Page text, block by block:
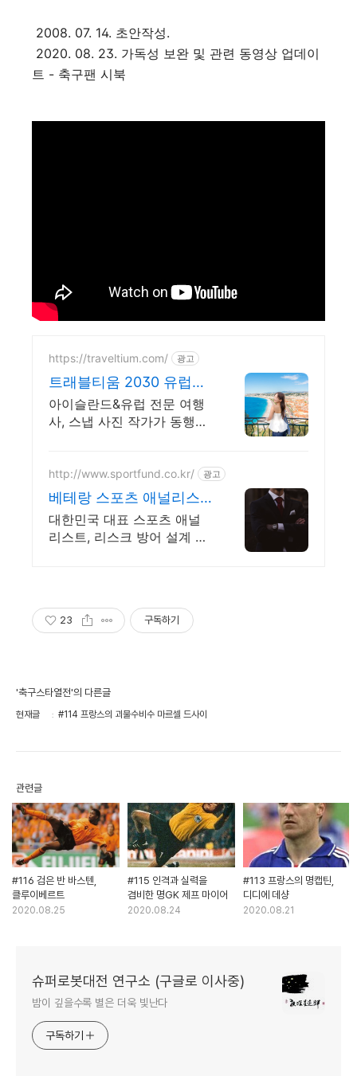
2008. 07. 14. 초안작성.
2020. 08. 23. 가독성 보완 및 관련 동영상 업데이
트 - 축구팬 시북
https://traveltium.com/ 광고
트래블티움 2030 유럽&
아이슬란드
아이슬란드&유럽 전문 여행
사, 스냅 사진 작가가 동행하
http://www.sportfund.co.kr/ 광고
베테랑 스포츠 애널리스
트 대한민국 1순위 전력
분석가
대한민국 대표 스포츠 애널
리스트, 리스크 방어 설계 및
23 구독하기
'축구스타열전'의 다른글
현재글 #114 프랑스의 괴물수비수 마르셀 드사이
관련글
#116 검은 반 바스텐,
클루이베르트
2020.08.25
#115 인격과 실력을
겸비한 명GK 제프 마이어
2020.08.24
#113 프랑스의 명캡틴,
디디에 데샹
2020.08.21
슈퍼로봇대전 연구소 (구글로 이사중)
밤이 깊을수록 별은 더욱 빛난다
구독하기